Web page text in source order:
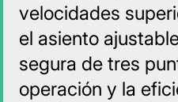
velocidades
el asiento
segura de tres
operación y la